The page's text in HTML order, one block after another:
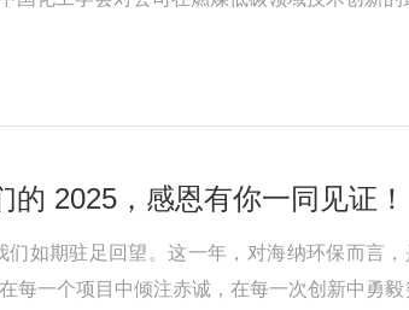
2025，感恩有你一同见证！
如期驻足回望。这一年，对海纳环保而言
每一个项目中倾注赤诚，在每一次创新中勇